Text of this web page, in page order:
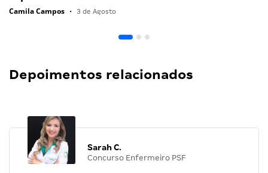
Camila Campos • 3 de Agosto
Depoimentos relacionados
Sarah C.
Concurso Enfermeiro PSF